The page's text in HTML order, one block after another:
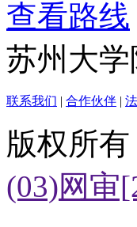
查看路线
苏州大
联系我们 | 合作伙伴 |
版权所
(03)网审